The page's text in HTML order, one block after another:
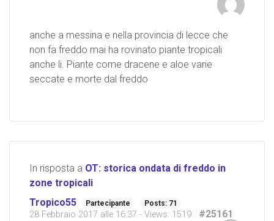
anche a messina e nella provincia di lecce che
non fa freddo mai ha rovinato piante tropicali
anche li. Piante come dracene e aloe varie
seccate e morte dal freddo
In risposta a OT: storica ondata di freddo in
zone tropicali
Tropico55
Partecipante Posts: 71
28 Febbraio 2017 alle 16:37 - Views: 1519 #25161